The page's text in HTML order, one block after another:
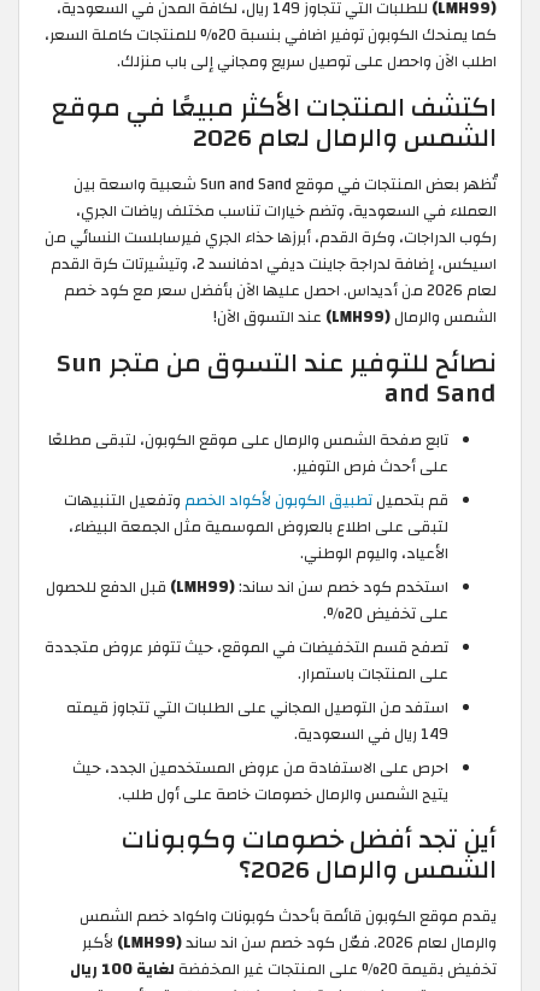
(LMH99)
للطلبات التي تتجاوز 149 ريال، لكافة المدن في السعودية،
كما يمنحك الكوبون توفير اضافي بنسبة 20% للمنتجات كاملة السعر،
اطلب الآن واحصل على توصيل سريع ومجاني إلى باب منزلك.
اكتشف المنتجات الأكثر مبيعًا في موقع
الشمس والرمال لعام 2026
تُظهر بعض المنتجات في موقع Sun and Sand شعبية واسعة بين
العملاء في السعودية، وتضم خيارات تناسب مختلف رياضات الجري،
ركوب الدراجات، وكرة القدم، أبرزها حذاء الجري فيرسابلست النسائي من
اسيكس، إضافة لدراجة جاينت ديفي ادفانسد 2، وتيشيرتات كرة القدم
لعام 2026 من أديداس. احصل عليها الآن بأفضل سعر مع كود خصم
الشمس والرمال(LMH99) عند التسوق الآن!
نصائح للتوفير عند التسوق من متجر Sun
and Sand
تابع صفحة الشمس والرمال على موقع الكوبون، لتبقى مطلعًا
على أحدث فرص التوفير.
قم بتحميلتطبيق الكوبون لأكواد الخصموتفعيل التنبيهات
لتبقى على اطلاع بالعروض الموسمية مثل الجمعة البيضاء،
الأعياد، واليوم الوطني.
استخدم كود خصم سن اند ساند:(LMH99)
قبل الدفع للحصول
على تخفيض 20%.
تصفح قسم التخفيضات في الموقع، حيث تتوفر عروض متجددة
على المنتجات باستمرار.
استفد من التوصيل المجاني على الطلبات التي تتجاوز قيمته
149 ريال في السعودية.
احرص على الاستفادة من عروض المستخدمين الجدد، حيث
يتيح الشمس والرمال خصومات خاصة على أول طلب.
أين تجد أفضل خصومات وكوبونات
الشمس والرمال 2026؟
يقدم موقع الكوبون قائمة بأحدث كوبونات واكواد خصم الشمس
والرمال لعام 2026. فعّل كود خصم سن اند ساند
(LMH99)
لأكبر
تخفيض بقيمة 20% على المنتجات غير المخفضة
لغاية 100 ريال